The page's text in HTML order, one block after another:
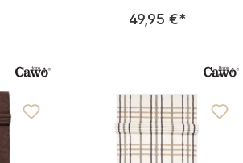
Preis: Regulärer
49,95 €*
von 5 von 5 Sternen